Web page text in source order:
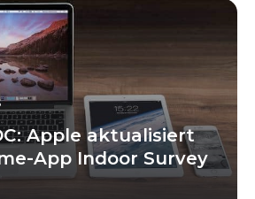
Apple aktualisiert
App Indoor Survey